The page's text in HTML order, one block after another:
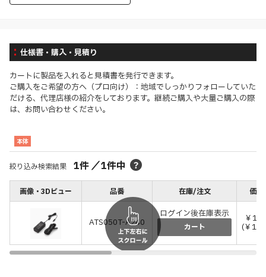
仕様書・購入・見積り
カートに製品を入れると見積書を発行できます。
ご購入をご希望の方へ（プロ向け）：地域でしっかりフォローしていた
だける、代理店様の紹介をしております。継続ご購入や大量ご購入の際
は、お問い合わせください。
本体
絞り込み検索結果 1件／1件中
画像・3Dビュー 品番 在庫/注文 価格
ATS050T-A240
ログイン後在庫表示
カート
￥
(￥